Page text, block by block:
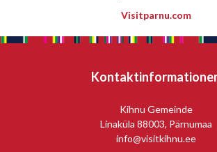
Visitparnu.com
Kihnu Gemeinde
Linaküla 88003, Pärnumaa
info@visitkihnu.ee